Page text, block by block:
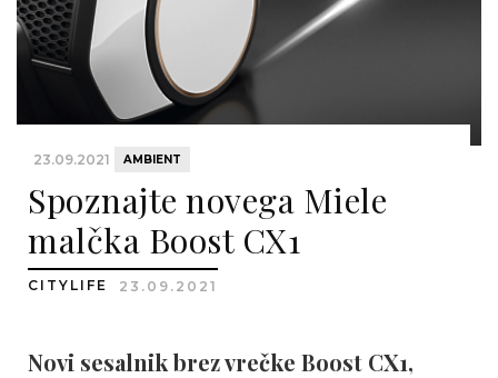
23.09.2021 AMBIENT
Spoznajte novega Miele
malčka Boost CX1
CITYLIFE 23.09.2021
Novi sesalnik brez vrečke Boost CX1,